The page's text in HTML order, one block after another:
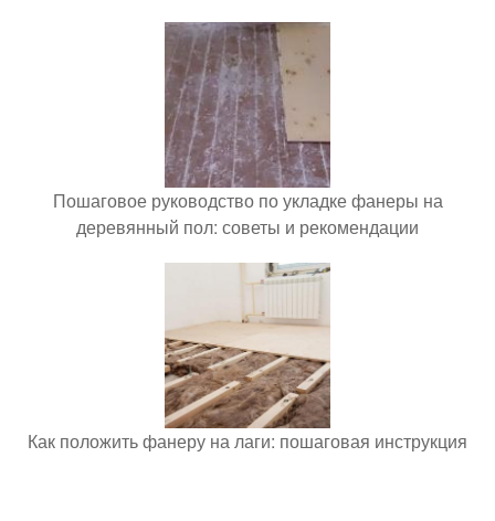
Пошаговое руководство по укладке фанеры на
деревянный пол: советы и рекомендации
Как положить фанеру на лаги: пошаговая инструкция